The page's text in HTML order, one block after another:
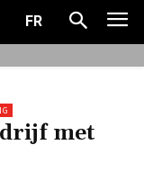
FR
met